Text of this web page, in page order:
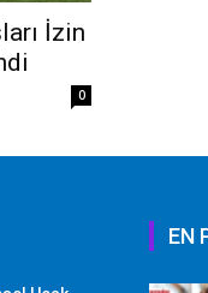
İzin
0
EN